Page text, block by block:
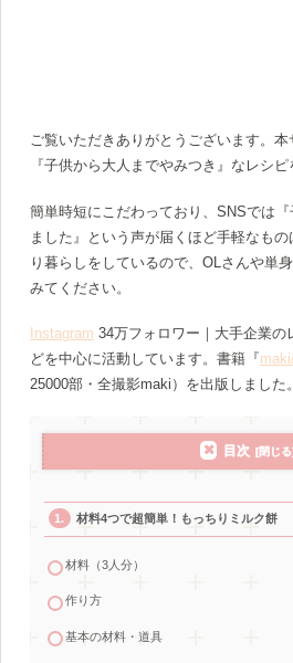
ご覧いただきありがとうございます。
『子供から大人までやみつき』なレシピ
簡単時短にこだわっており、SNSでは
ました』という声が届くほど手軽なも
り暮らしをしているので、OLさんや単
みてください。
Instagram 34万フォロワー｜大手企業の
どを中心に活動しています。書籍『
25000部・全撮影maki）を出版しました。
目次
材料4つで超簡単！もっちりミルク餅
材料（3人分）
作り方
基本の材料・道具